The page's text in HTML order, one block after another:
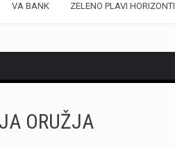
VA BANK ZELENO PLAVI HORIZONTI
ORUŽJA